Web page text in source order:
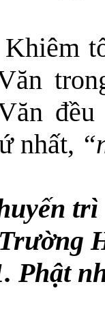
Khiêm
nhất,
trì
Phật